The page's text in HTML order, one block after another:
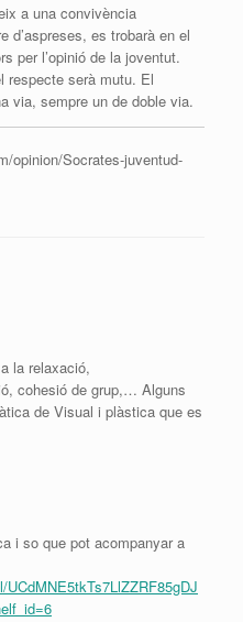
a una convivència
d’aspreses, es trobarà en el
per l’opinió de la joventut.
respecte serà mutu. El
via, sempre un de doble via.
opinion/Socrates-juventud-
la relaxació,
cohesió de grup,… Alguns
de Visual i plàstica que es
i so que pot acompanyar a